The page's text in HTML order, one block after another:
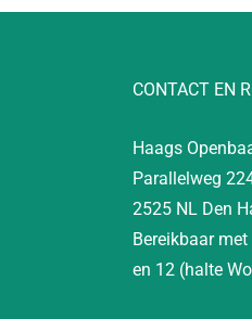
CONTACT EN
Haags
Parallelweg
2525 NL Den
Bereikbaar
en 12 (halte